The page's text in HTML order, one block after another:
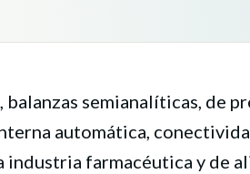
balanzas semianalíticas, de
automática,
industria farmacéutica y de